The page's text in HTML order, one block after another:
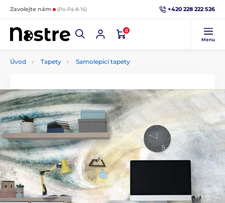
Zavolejte nám (Po-Pá 8-16) +420 228 222 526
0
Menu
Úvod Tapety Samolepicí tapety